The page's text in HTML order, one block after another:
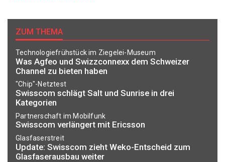
ZUM THEMA
Technologiefrühstück im Ziegelei-Museum
Was Agfeo und Swizzconnexx dem Schweizer
Channel zu bieten haben
"Chip"-Netztest
Swisscom schlägt Salt und Sunrise in drei
Kategorien
Partnerschaft im Mobilfunk
Swisscom verlängert mit Ericsson
Glasfaserstreit
Update: Swisscom zieht Weko-Entscheid zum
Glasfaserausbau weiter